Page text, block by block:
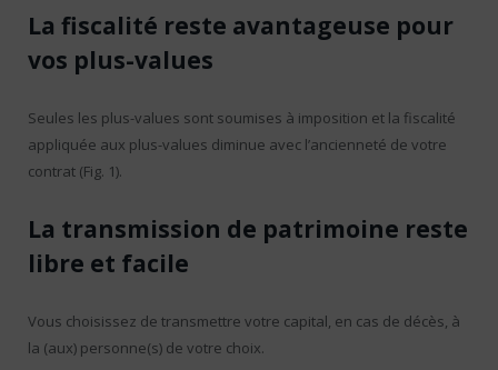
La fiscalité reste avantageuse pour
vos plus-values
Seules les plus-values sont soumises à imposition et la fiscalité
appliquée aux plus-values diminue avec l’ancienneté de votre
contrat (Fig. 1).
La transmission de patrimoine reste
libre et facile
Vous choisissez de transmettre votre capital, en cas de décès, à
la (aux) personne(s) de votre choix.